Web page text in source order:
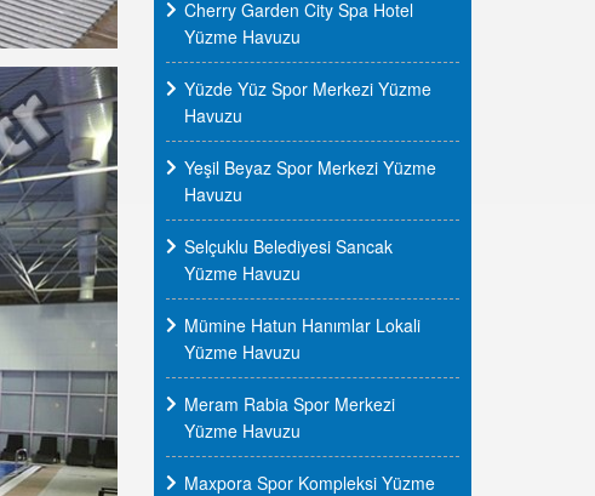
Cherry Garden City Spa Hotel
Yüzme Havuzu
Yüzde Yüz Spor Merkezi Yüzme
Havuzu
Yeşil Beyaz Spor Merkezi Yüzme
Havuzu
Selçuklu Belediyesi Sancak
Yüzme Havuzu
Mümine Hatun Hanımlar Lokali
Yüzme Havuzu
Meram Rabia Spor Merkezi
Yüzme Havuzu
Maxpora Spor Kompleksi Yüzme